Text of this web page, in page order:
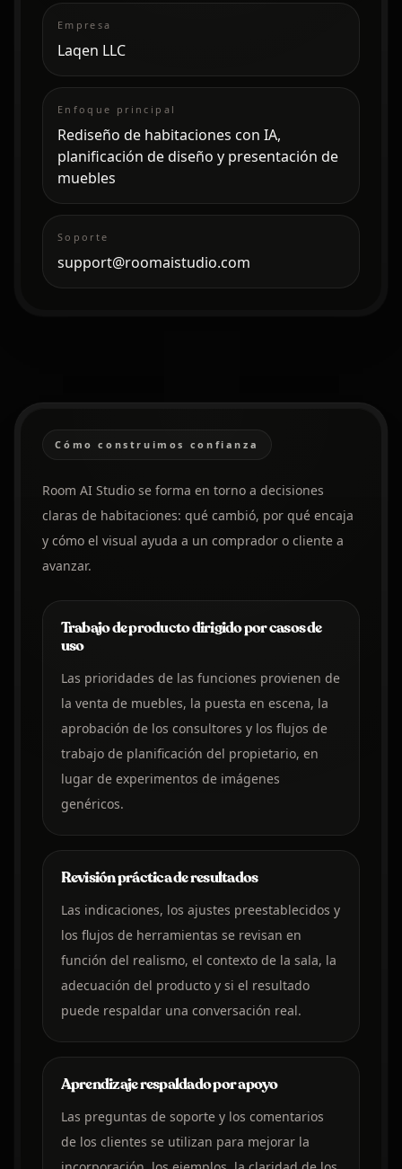
Empresa
Laqen LLC
Enfoque principal
Rediseño de habitaciones con IA,
planificación de diseño y presentación de
muebles
Soporte
support@roomaistudio.com
Cómo construimos confianza
Room AI Studio se forma en torno a decisiones
claras de habitaciones: qué cambió, por qué encaja
y cómo el visual ayuda a un comprador o cliente a
avanzar.
Trabajo de producto dirigido por casos de
uso
Las prioridades de las funciones provienen de
la venta de muebles, la puesta en escena, la
aprobación de los consultores y los flujos de
trabajo de planificación del propietario, en
lugar de experimentos de imágenes
genéricos.
Revisión práctica de resultados
Las indicaciones, los ajustes preestablecidos y
los flujos de herramientas se revisan en
función del realismo, el contexto de la sala, la
adecuación del producto y si el resultado
puede respaldar una conversación real.
Aprendizaje respaldado por apoyo
Las preguntas de soporte y los comentarios
de los clientes se utilizan para mejorar la